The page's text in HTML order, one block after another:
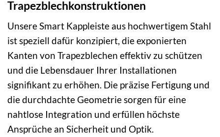
Trapezblechkonstruktionen
Unsere Smart Kappleiste aus hochwertigem Stahl
ist speziell dafür konzipiert, die exponierten
Kanten von Trapezblechen effektiv zu schützen
und die Lebensdauer Ihrer Installationen
signifikant zu erhöhen. Die präzise Fertigung und
die durchdachte Geometrie sorgen für eine
nahtlose Integration und erfüllen höchste
Ansprüche an Sicherheit und Optik.